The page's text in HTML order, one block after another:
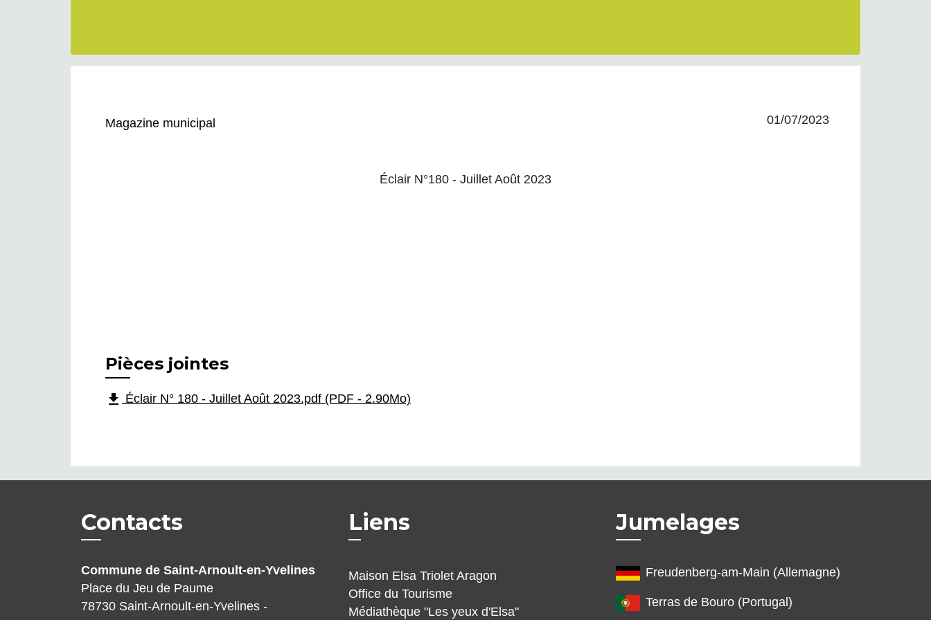
Magazine municipal 01/07/2023
Éclair N°180 - Juillet Août 2023
Pièces jointes
file_download Éclair N° 180 - Juillet Août 2023.pdf (PDF - 2.90Mo)
Contacts
Commune de Saint-Arnoult-en-Yvelines
Place du Jeu de Paume
78730 Saint-Arnoult-en-Yvelines -
Liens
Maison Elsa Triolet Aragon
Office du Tourisme
Médiathèque "Les yeux d'Elsa"
Jumelages
Freudenberg-am-Main (Allemagne)
Terras de Bouro (Portugal)